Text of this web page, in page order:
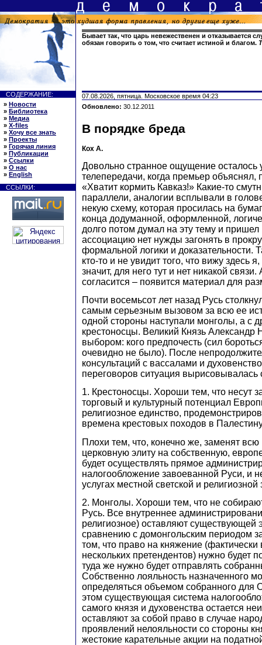
Бывает так, что царь невежественен и отказывается
обязан говорить о том, что считает истиной и благом.
СОДЕРЖАНИЕ:
» Новости
» Библиотека
» Медиа
» X-files
» Хочу все знать
» Проекты
» Горячая линия
» Публикации
» Ссылки
» О нас
» English
ССЫЛКИ:
07.08.2026, пятница. Московское время 04:23
Обновлено: 30.12.2011
В порядке бреда
Кох А.
Довольно странное ощущение осталось
телепередачи, когда премьер объяснял,
«Хватит кормить Кавказ!» Какие-то
параллели, аналогии всплывали в
некую схему, которая просилась на
конца додуманной, оформленной,
долго потом думал на эту тему и пришел
ассоциацию нет нужды загонять в
формальной логики и доказательности.
кто-то и не увидит того, что вижу здесь
значит, для него тут и нет никакой
согласится – появится материал для
Почти восемьсот лет назад Русь
самым серьезным вызовом за всю ее
одной стороны наступали монголы, а с
крестоносцы. Великий Князь Александр
выбором: кого предпочесть (сил
очевидно не было). После
консультаций с вассалами и
переговоров ситуация
1. Крестоносцы. Хороши тем, что несут
торговый и культурный потенциал
религиозное единство,
времена крестовых походов в
Плохи тем, что, конечно же, заменят
церковную элиту на собственную,
будет осуществлять прямое
налогообложение завоеванной Руси, и
услугах местной светской и религиозной
2. Монголы. Хороши тем, что не
Русь. Все внутреннее
религиозное) оставляют существующей
сравнению с домонгольским периодом
том, что право на княжение
нескольких претендентов) нужно будет
туда же нужно будет отправлять
Собственно лояльность назначенного
определяться объемом собранного для
этом существующая система
самого князя и духовенства остается
оставляют за собой право в случае
проявлений нелояльности со стороны
жестокие карательные акции на